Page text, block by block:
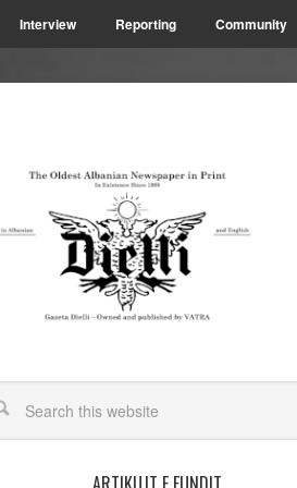
Interview Reporting Community